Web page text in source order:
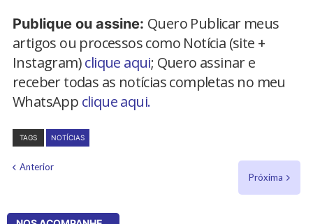
Publique ou assine: Quero Publicar meus
artigos ou processos como Notícia (site +
Instagram)clique aqui; Quero assinar e
receber todas as notícias completas no meu
WhatsApp clique aqui.
TAGS NOTÍCIAS
Anterior
Próxima